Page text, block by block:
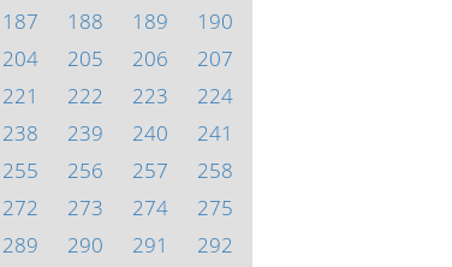
187 188 189
190
204 205 206
207
221 222 223
224
238 239 240
241
255 256 257
258
272 273 274
275
289 290 291 292